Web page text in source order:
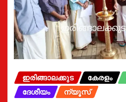
ഇരിങ്ങാലക്കുട കേരളം
ദേശീയം
ന്യൂസ്